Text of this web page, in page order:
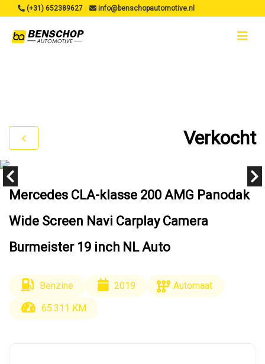
(+31) 652389627 info@benschopautomotive.nl
Verkocht
Mercedes CLA-klasse 200 AMG Panodak
Wide Screen Navi Carplay Camera
Burmeister 19 inch NL Auto
Benzine 2019
Automaat
65.311 KM